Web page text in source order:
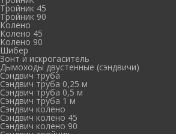
Тройник 45
Тройник 90
Колено
Колено 45
Колено 90
Шибер
Зонт и искрогаситель
Дымоходы двустенные (сэндвичи)
Сэндвич труба
Сэндвич труба 0,25 м
Сэндвич труба 0,5 м
Сэндвич труба 1 м
Сэндвич колено
Сэндвич колено 45
Сэндвич колено 90